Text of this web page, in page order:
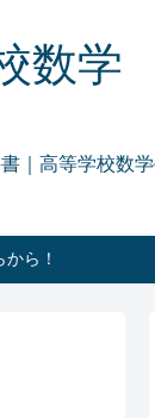
数学
｜高等学校数学
ら！